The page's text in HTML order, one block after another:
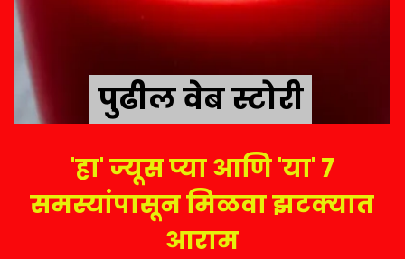
पुढील वेब स्टोरी
पुढील वेब स्टोरी
'हा' ज्यूस प्या आणि 'या' 7
समस्यांपासून मिळवा झटक्यात
आराम